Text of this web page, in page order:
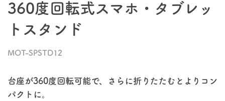
360度回転式スマホ・タブレッ
トスタンド
MOT-SPSTD12
台座が360度回転可能で、さらに折りたたむとよりコン
パクトに。